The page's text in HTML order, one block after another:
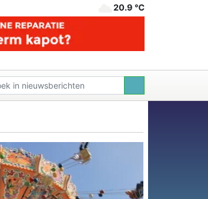
20.9 ℃